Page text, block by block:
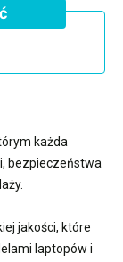
każda
bezpieczeństwa
jakości, które
laptopów i